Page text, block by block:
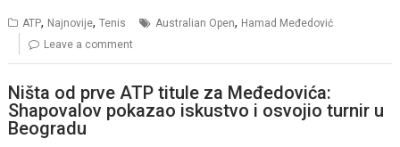
ATP, Najnovije,Tenis Australian Open, Hamad Međedović
Leave a comment
Ništa od prve ATP titule za Međedovića:
Shapovalov pokazao iskustvo i osvojio turnir u
Beogradu